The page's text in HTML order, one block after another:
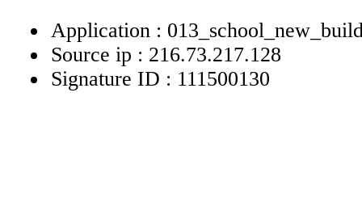
Application :
Source ip : 216.73.217.128
Signature ID : 111500130